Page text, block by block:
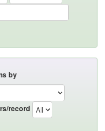
by
record